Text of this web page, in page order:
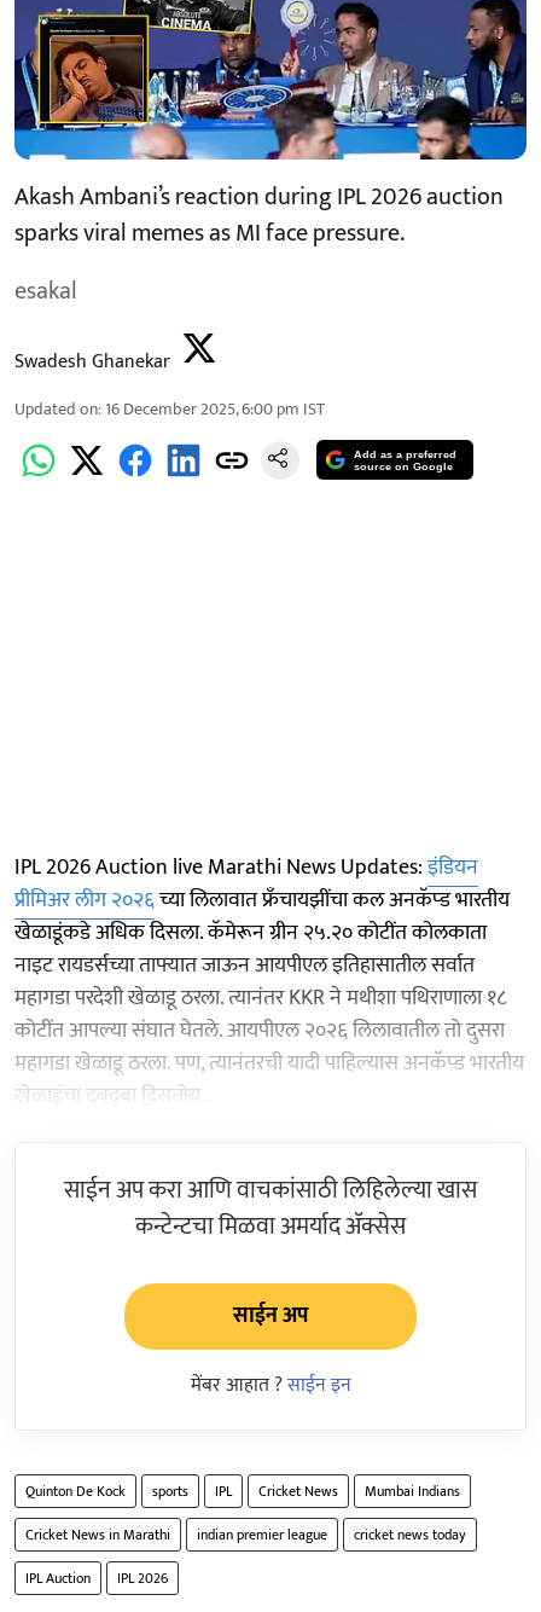
Akash Ambani’s reaction during IPL 2026 auction
sparks viral memes as MI face pressure.
esakal
Swadesh Ghanekar
Updated on:16 December 2025, 6:00 pm IST
Add as a preferred
source on Google
IPL 2026 Auction live Marathi News Updates:इंडियन
प्रीमिअर लीग २०२६च्या लिलावात फ्रँचायझींचा कल अनकॅप्ड भारतीय
खेळाडूंकडे अधिक दिसला. कॅमेरून ग्रीन २५.२० कोटींत कोलकाता
नाइट रायडर्सच्या ताफ्यात जाऊन आयपीएल इतिहासातील सर्वात
महागडा परदेशी खेळाडू ठरला. त्यानंतर KKR ने मथीशा पथिराणाला १८
कोटींत आपल्या संघात घेतले. आयपीएल २०२६ लिलावातील तो दुसरा
महागडा खेळाडू ठरला. पण, त्यानंतरची यादी पाहिल्यास अनकॅप्ड भारतीय
खेळाडूंचा दबदबा दिसतोय..
साईन अप करा आणि वाचकांसाठी लिहिलेल्या खास
कन्टेन्टचा मिळवा अमर्याद ॲक्सेस
साईन अप
मेंबर आहात ?साईन इन
Quinton De Kock sports IPL Cricket News
Mumbai Indians
Cricket News in Marathi
indian premier league
cricket news today
IPL Auction
IPL 2026